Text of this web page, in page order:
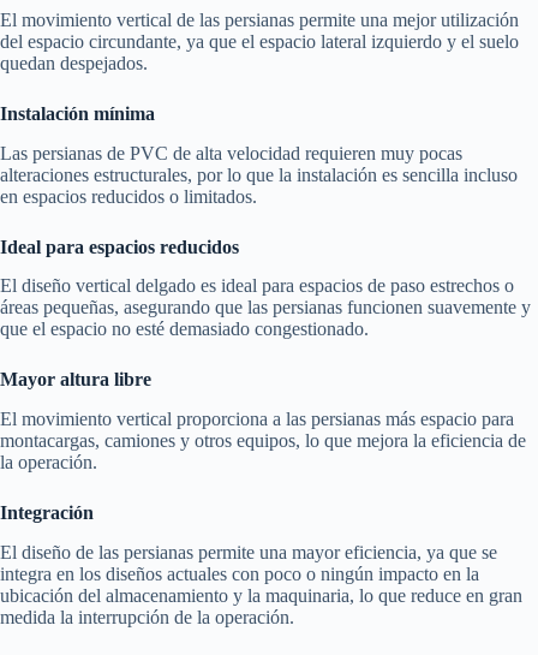
El movimiento vertical de las persianas permite una mejor utilización
del espacio circundante, ya que el espacio lateral izquierdo y el suelo
quedan despejados.
Instalación mínima
Las persianas de PVC de alta velocidad requieren muy pocas
alteraciones estructurales, por lo que la instalación es sencilla incluso
en espacios reducidos o limitados.
Ideal para espacios reducidos
El diseño vertical delgado es ideal para espacios de paso estrechos o
áreas pequeñas, asegurando que las persianas funcionen suavemente y
que el espacio no esté demasiado congestionado.
Mayor altura libre
El movimiento vertical proporciona a las persianas más espacio para
montacargas, camiones y otros equipos, lo que mejora la eficiencia de
la operación.
Integración
El diseño de las persianas permite una mayor eficiencia, ya que se
integra en los diseños actuales con poco o ningún impacto en la
ubicación del almacenamiento y la maquinaria, lo que reduce en gran
medida la interrupción de la operación.